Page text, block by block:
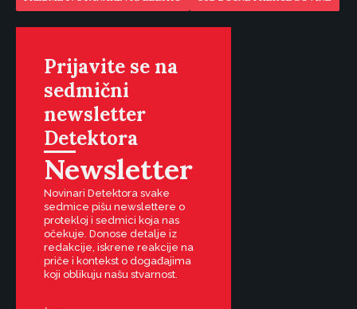
Prijavite se na
sedmični
newsletter
Detektora
Newsletter
Novinari Detektora svake
sedmice pišu newslettere o
protekloj i sedmici koja nas
očekuje. Donose detalje iz
redakcije, iskrene reakcije na
priče i kontekst o događajima
koji oblikuju našu stvarnost.